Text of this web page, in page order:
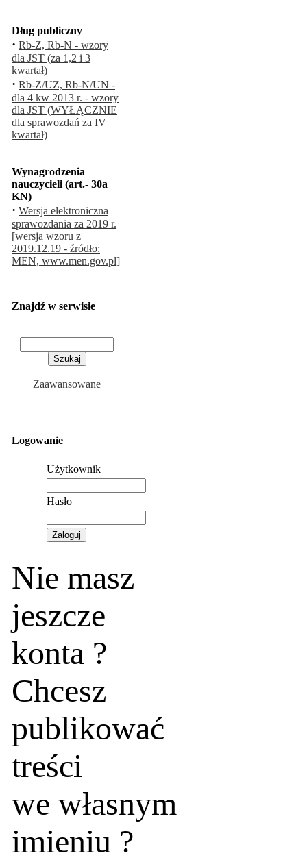
Dług publiczny
· Rb-Z, Rb-N - wzory
dla JST (za 1,2 i 3
kwartał)
· Rb-Z/UZ, Rb-N/UN -
dla 4 kw 2013 r. - wzory
dla JST (WYŁĄCZNIE
dla sprawozdań za IV
kwartał)
Wynagrodzenia
nauczycieli (art.- 30a
KN)
· Wersja elektroniczna
sprawozdania za 2019 r.
[wersja wzoru z
2019.12.19 - źródło:
MEN, www.men.gov.pl]
Znajdź w serwisie
Zaawansowane
Logowanie
Użytkownik
Hasło
Nie masz
jeszcze
konta ?
Chcesz
publikować
treści
we własnym
imieniu ?